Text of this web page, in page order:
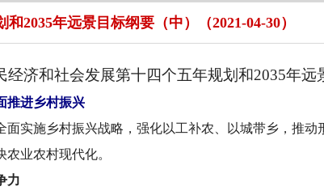
2035年远景目标纲要（中）（2021-04-30）
经济和社会发展第十四个五年规划和2035年远
进乡村振兴
实施乡村振兴战略，强化以工补农、以城带乡，推动
业农村现代化。
力